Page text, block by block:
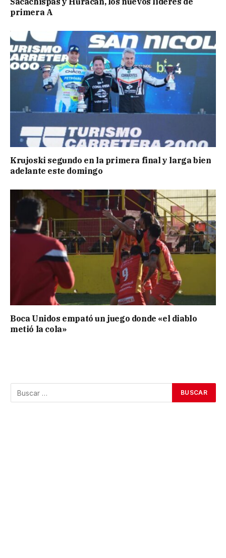
primera A
Krujoski segundo en la primera final y larga bien
adelante este domingo
Boca Unidos empató un juego donde «el diablo
metió la cola»